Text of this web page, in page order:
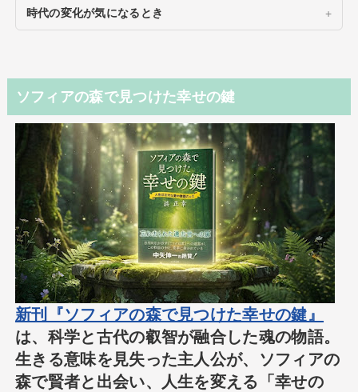
時代の変化が気になるとき
ソフィアの森で見つけた幸せの鍵
新刊『ソフィアの森で見つけた幸せの鍵』
は、科学と古代の叡智が融合した魂の物語。
生きる意味を見失った主人公が、ソフィアの
森で賢者と出会い、人生を変える「幸せの